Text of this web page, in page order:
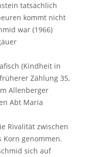
tatsächlich
kommt nicht
war (1966)
(Kindheit in
Zählung 35,
Allenberger
Abt Maria
Rivalität zwischen
Korn genommen.
sich auf